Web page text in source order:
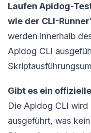
Laufen Apidog-
wie der CLI-
werden innerhalb
Apidog CLI
Gibt es ein
Die Apidog CLI
ausgeführt, was